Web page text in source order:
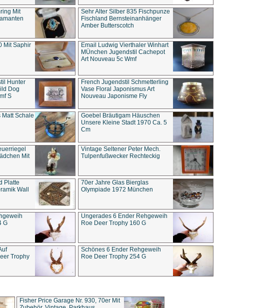
Mit
Sehr Alter Silber 835 Fischpunze
Fischland Bernsteinanhänger
Amber Butterscotch
Mit Saphir
Email Ludwig Vierthaler Winhart
MÜnchen Jugendstil Cachepot
Art Nouveau 5c Wmf
Hunter
Dog
S
French Jugendstil Schmetterling
Vase Floral Japonismus Art
Nouveau Japonisme Fly
Matt Schale
Goebel Bräutigam Häuschen
Unsere Kleine Stadt 1970 Ca. 5
Cm
Mit
Vintage Seltener Peter Mech.
Tulpenfußwecker Rechteckig
Platte
Wall
70er Jahre Glas Bierglas
Olympiade 1972 München
G
Ungerades 6 Ender Rehgeweih
Roe Deer Trophy 160 G
Trophy
Schönes 6 Ender Rehgeweih
Roe Deer Trophy 254 G
Fisher Price Garage Nr. 930, 70er Mit